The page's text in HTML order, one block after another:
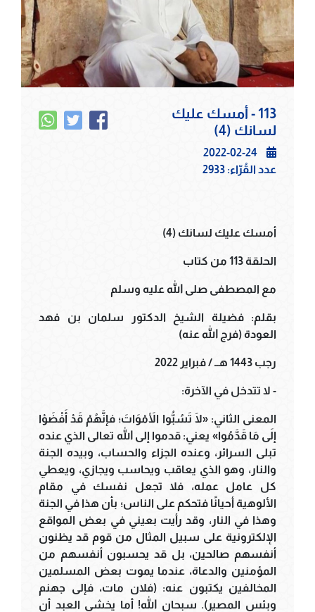
113 - أمسك عليك
لسانك (4)
2022-02-24
عدد القُرّاء: 2933
أمسك عليك لسانك (4)
الحلقة 113 من كتاب
مع المصطفى صلى الله عليه وسلم
بقلم: فضيلة الشيخ الدكتور سلمان بن فهد
العودة (فرج الله عنه)
رجب 1443 هــ / فبراير 2022
- لا تتدخل في الآخرة:
المعنى الثاني: «لَا تَسُبُّوا الأَمْوَاتَ؛ فإنَّهُمْ قَدْ أَفْضَوْا
إلَى مَا قَدَّمُوا» يعني: قدموا إلى الله تعالى الذي عنده
تبلى السرائر، وعنده الجزاء والحساب، وبيده الجنة
والنار، وهو الذي يعاقب ويحاسب ويجازي، ويعطي
كل عامل عمله، فلا تجعل نفسك في مقام
الألوهية أحيانًا فتحكم على الناس؛ بأن هذا في الجنة
وهذا في النار، وقد رأيت بعيني في بعض المواقع
الإلكترونية على سبيل المثال من قوم قد يظنون
أنفسهم صالحين، بل قد يحسبون أنفسهم من
المؤمنين والدعاة، عندما يموت بعض المسلمين
المخالفين يكتبون عنه: (فلان مات، فإلى جهنم
وبئس المصير). سبحان الله! أما يخشى العبد أن